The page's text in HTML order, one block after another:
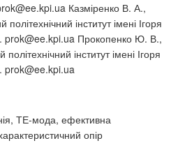
Казміренко В. А.,
інститут імені Ігоря
prok@ee.kpi.ua Прокопенко Ю. В.,
інститут імені Ігоря
prok@ee.kpi.ua
ТЕ-мода, ефективна
опір